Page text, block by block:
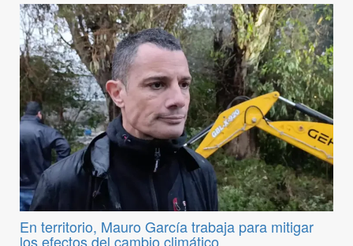
En territorio, Mauro García trabaja para mitigar
los efectos del cambio climático